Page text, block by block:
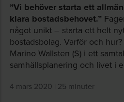
”Vi behöver starta ett
klara bostadsbehovet.”
något unikt – starta ett helt
bostadsbolag. Varför och
Marino Wallsten (S) i ett
samhällsplanering och livet i
4 mars 2020 | 25 minuter